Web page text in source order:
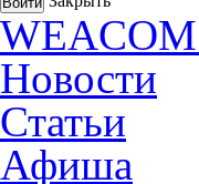
Новости
Статьи
Афиша